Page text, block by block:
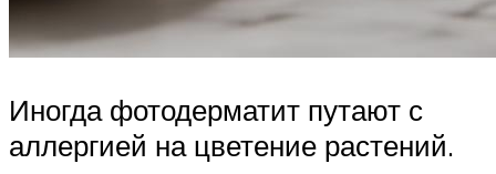
Иногда фотодерматит путают с
аллергией на цветение растений.